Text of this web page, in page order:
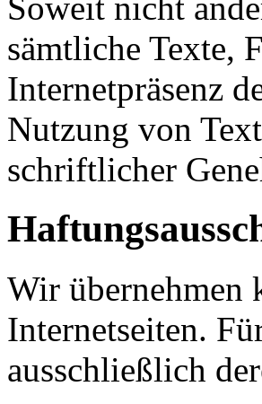
sämtliche Texte,
Internetpräsenz
Nutzung von
schriftlicher
Wir übernehmen
Internetseiten.
ausschließlich